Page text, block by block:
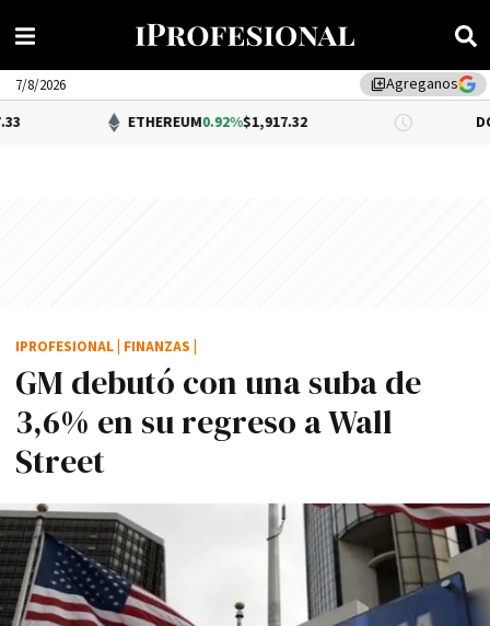
library_addAgreganos
7/8/2026
ETHEREUM0.92%$1,917.32 DÓLAR BNA
GM debutó con una suba de
3,6% en su regreso a Wall
Street
IPROFESIONAL FINANZAS